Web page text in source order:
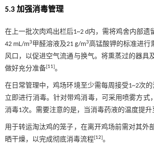
5.3 加强消毒管理
在上一批次肉鸡出栏后1~2 d内，需将鸡舍内部
42 mL/m3甲醛溶液及21 g/m3高锰酸钾的标准进行
风口，以促进空气流通与换气。将熏蒸过的器
做好充分准备[11]。
在日常管理中，鸡场环境至少需每周接受1~2次
立即进行消毒。针对带鸡消毒，可采用喷雾方式
消毒1次。需要注意的是，当消毒药液的温度提
用于转运淘汰鸡的笼子，在离开鸡场前需对其
晒干燥，以完成彻底消毒流程[12]。